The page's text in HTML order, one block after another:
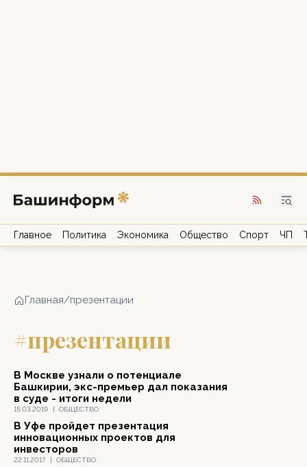
Главное Политика Экономика Общество Спорт ЧП
Главная/презентации
#презентации
15.03.2019 | ОБЩЕСТВО
В Москве узнали о потенциале
Башкирии, экс-премьер дал показания
в суде - итоги недели
22.11.2017 | ОБЩЕСТВО
В Уфе пройдет презентация
инновационных проектов для
инвесторов